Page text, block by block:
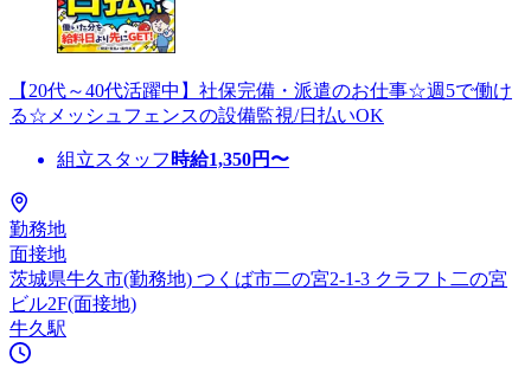
【20代～40代活躍中】社保完備・派遣のお仕事☆週5で働け
る☆メッシュフェンスの設備監視/日払いOK
組立スタッフ 時給1,350円〜
勤務地
面接地
茨城県牛久市(勤務地) つくば市二の宮2-1-3 クラフト二の宮
ビル2F(面接地)
牛久駅